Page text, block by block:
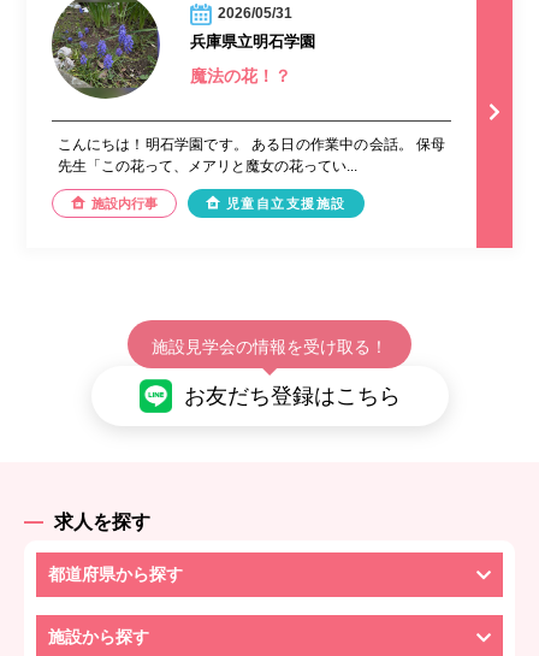
2026/05/31
兵庫県立明石学園
魔法の花！？
こんにちは！明石学園です。 ある日の作業中の会話。 保母
先生「この花って、メアリと魔女の花ってい...
施設内行事 児童自立支援施設
施設見学会の情報を受け取る！
お友だち登録はこちら
求人を探す
都道府県から探す
施設から探す